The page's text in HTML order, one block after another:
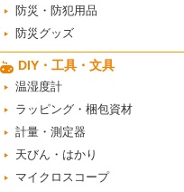
防災・防犯用品
防災グッズ
DIY・工具・文具
温湿度計
ラッピング・梱包資材
計量・測定器
天びん・はかり
マイクロスコープ